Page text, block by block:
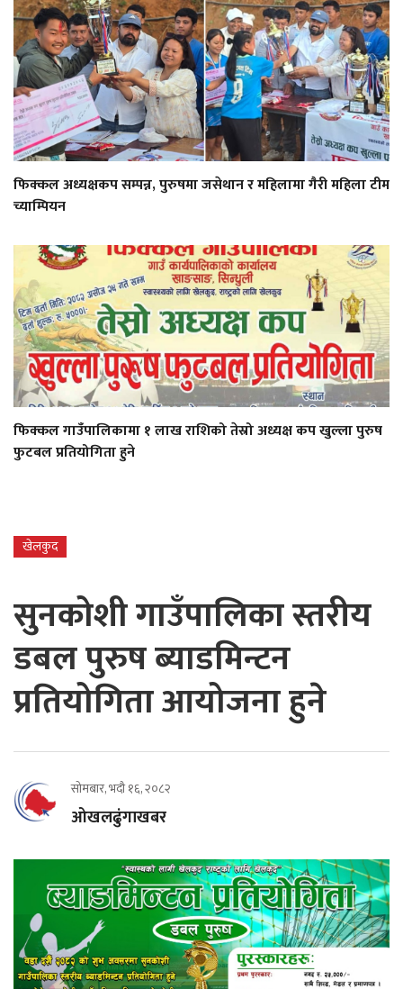
फिक्कल अध्यक्षकप सम्पन्न, पुरुषमा जसेथान र महिलामा गैरी महिला टीम
च्याम्पियन
फिक्कल गाउँपालिकामा १ लाख राशिको तेस्रो अध्यक्ष कप खुल्ला पुरुष
फुटबल प्रतियोगिता हुने
खेलकुद
सुनकोशी गाउँपालिका स्तरीय
डबल पुरुष ब्याडमिन्टन
प्रतियोगिता आयोजना हुने
सोमबार, भदौ १६, २०८२
ओखलढुंगाखबर